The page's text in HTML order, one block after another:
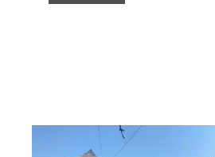
DEAUVILLE 14